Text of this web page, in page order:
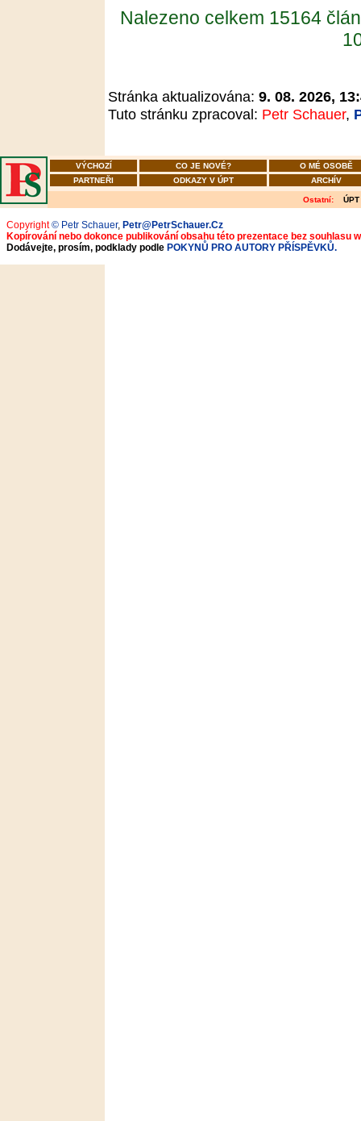
Nalezeno celkem 15164
Stránka aktualizována: 9. 08. 2026,
Tuto stránku zpracoval: Petr Schauer,
VÝCHOZÍ CO JE NOVÉ?
O MÉ OSOBĚ
PARTNEŘI
ODKAZY V ÚPT ARCHÍV
Ostatní: ÚPT
Copyright© Petr Schauer, Petr@PetrSchauer.Cz
Kopírování nebo dokonce publikování obsahu této prezentace bez souhlasu
Dodávejte, prosím, podklady podle POKYNŮ PRO AUTORY PŘÍSPĚVKŮ.